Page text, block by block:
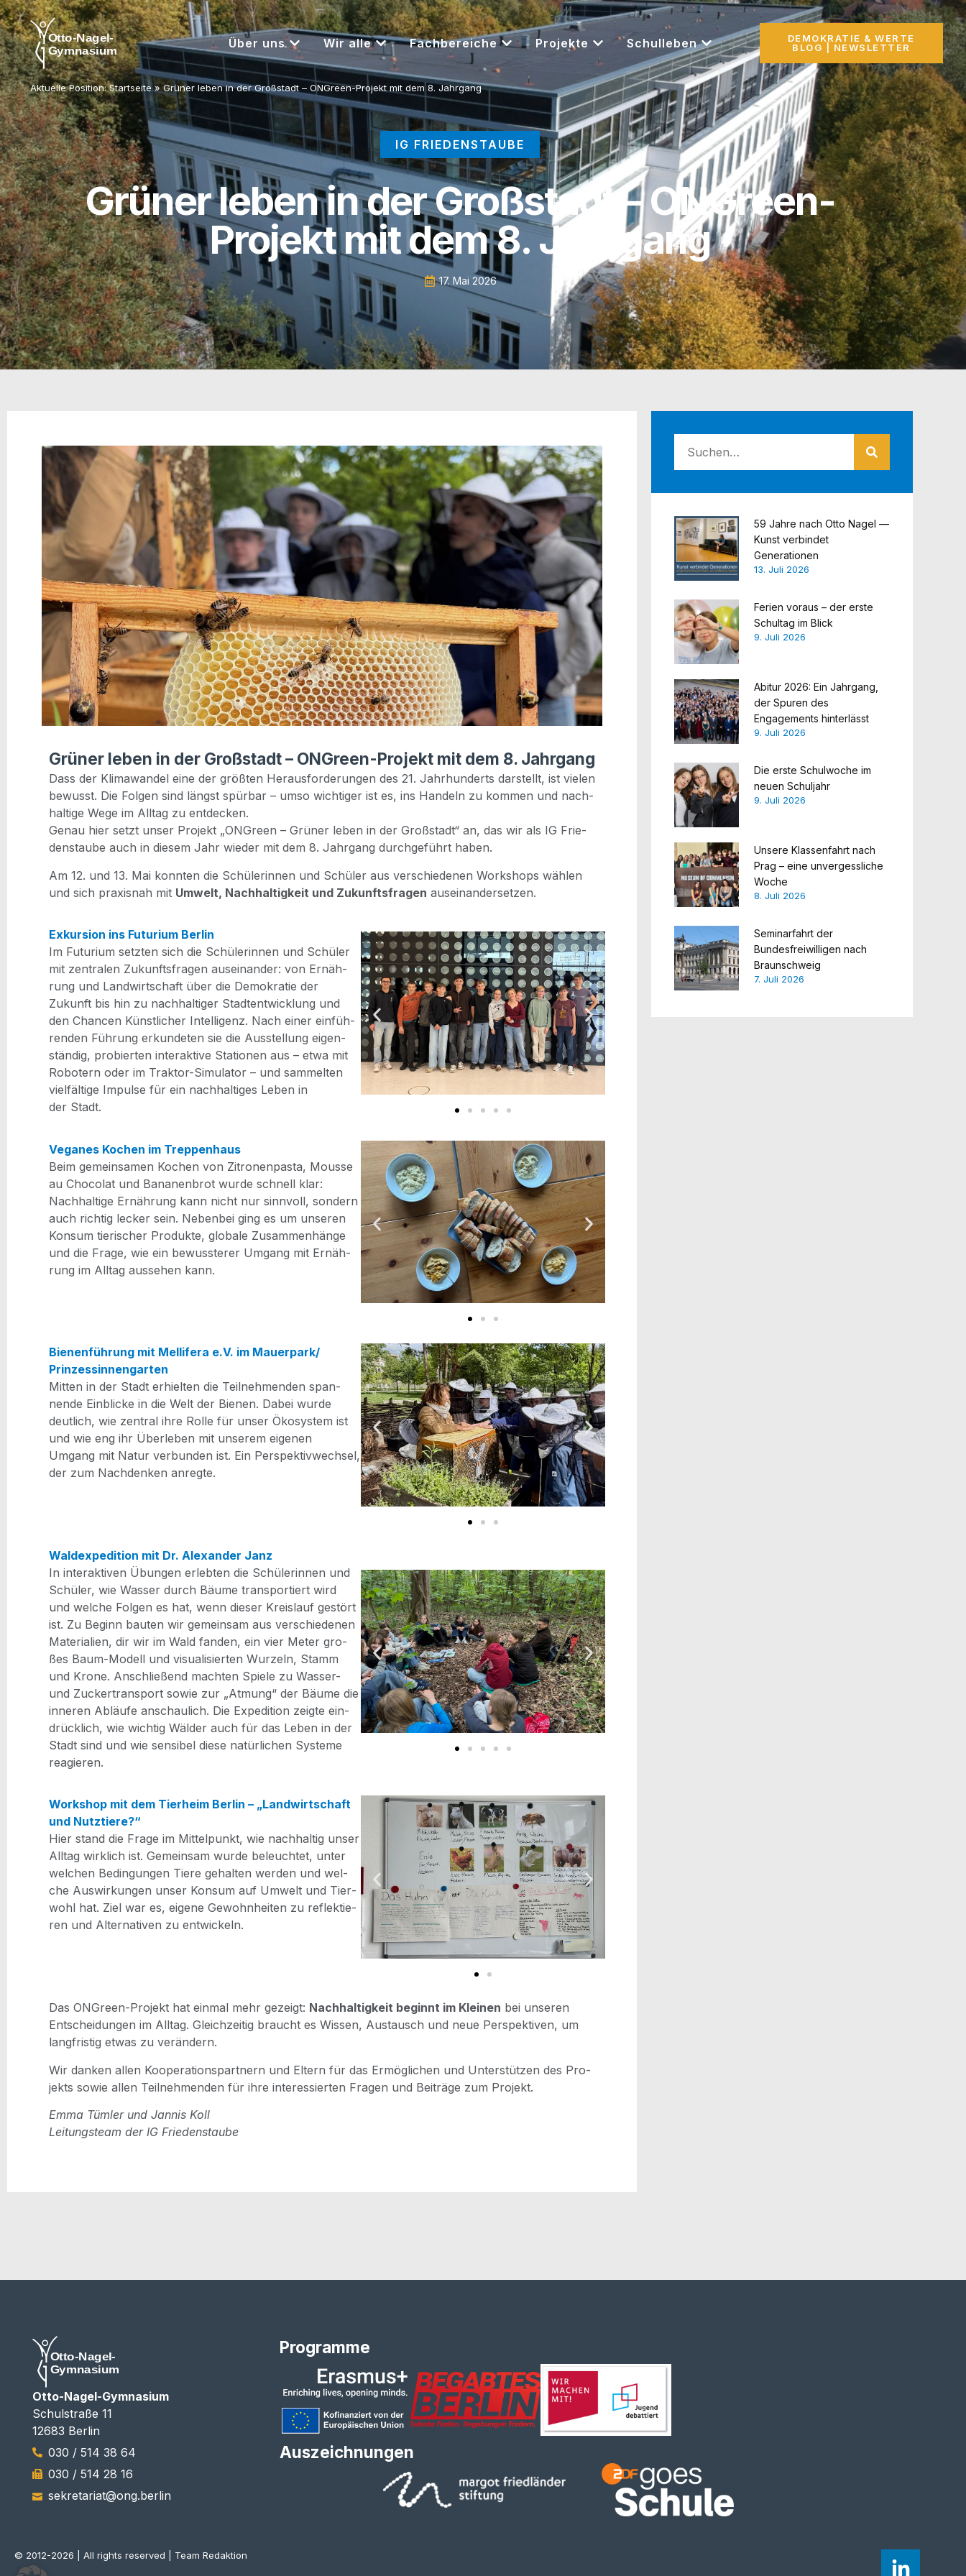
Über uns Wir alle Fachbereiche Projekte Schulleben
DEMOKRATIE & WERTE
BLOG | NEWSLETTER
Aktuelle Position:Startseite»Grüner leben in der Großstadt – ONGreen-Projekt mit dem 8. Jahrgang
IG FRIEDENSTAUBE
Grüner leben in der Großstadt – ONGreen-
Projekt mit dem 8. Jahrgang
17. Mai 2026
Grüner leben in der Großstadt – ONGreen-Projekt mit dem 8. Jahrgang
Dass der Kli­ma­wan­del eine der größ­ten Her­aus­for­de­run­gen des 21. Jahr­hun­derts dar­stellt, ist vie­len
bewusst. Die Fol­gen sind längst spür­bar – umso wich­ti­ger ist es, ins Han­deln zu kom­men und nach­
hal­ti­ge Wege im All­tag zu ent­de­cken.
Genau hier setzt unser Pro­jekt „ONGreen – Grü­ner leben in der Groß­stadt“ an, das wir als IG Frie­
dens­tau­be auch in die­sem Jahr wie­der mit dem 8. Jahr­gang durch­ge­führt haben.
Am 12. und 13. Mai konn­ten die Schü­le­rin­nen und Schü­ler aus ver­schie­de­nen Work­shops wäh­len
und sich pra­xis­nah mit Umwelt, Nach­hal­tig­keit und Zukunfts­fra­gen auseinandersetzen.
Exkur­si­on ins Futu­ri­um Ber­lin
Im Futu­ri­um setz­ten sich die Schü­le­rin­nen und Schü­ler
mit zen­tra­len Zukunfts­fra­gen aus­ein­an­der: von Ernäh­
rung und Land­wirt­schaft über die Demo­kra­tie der
Zukunft bis hin zu nach­hal­ti­ger Stadt­ent­wick­lung und
den Chan­cen Künst­li­cher Intel­li­genz. Nach einer ein­füh­
ren­den Füh­rung erkun­de­ten sie die Aus­stel­lung eigen­
stän­dig, pro­bier­ten inter­ak­ti­ve Sta­tio­nen aus – etwa mit
Robo­tern oder im Trak­tor-Simu­la­tor – und sam­mel­ten
viel­fäl­ti­ge Impul­se für ein nach­hal­ti­ges Leben in
der Stadt.
Vega­nes Kochen im Trep­pen­haus
Beim gemein­sa­men Kochen von Zitro­nen­pas­ta, Mousse
au Cho­co­lat und Bana­nen­brot wur­de schnell klar:
Nach­hal­ti­ge Ernäh­rung kann nicht nur sinn­voll, son­dern
auch rich­tig lecker sein. Neben­bei ging es um unse­ren
Kon­sum tie­ri­scher Pro­duk­te, glo­ba­le Zusam­men­hän­ge
und die Fra­ge, wie ein bewuss­te­rer Umgang mit Ernäh­
rung im All­tag aus­se­hen kann.
Bie­nen­füh­rung mit Mel­li­fera e.V. im Mauerpark/​
Prinzessinnengarten
Mit­ten in der Stadt erhiel­ten die Teil­neh­men­den span­
nen­de Ein­bli­cke in die Welt der Bie­nen. Dabei wur­de
deut­lich, wie zen­tral ihre Rol­le für unser Öko­sys­tem ist
und wie eng ihr Über­le­ben mit unse­rem eige­nen
Umgang mit Natur ver­bun­den ist. Ein Per­spek­tiv­wech­sel,
der zum Nach­den­ken anregte.
Wald­ex­pe­di­ti­on mit Dr. Alex­an­der Janz
In inter­ak­ti­ven Übun­gen erleb­ten die Schü­le­rin­nen und
Schü­ler, wie Was­ser durch Bäu­me trans­por­tiert wird
und wel­che Fol­gen es hat, wenn die­ser Kreis­lauf gestört
ist. Zu Beginn bau­ten wir gemein­sam aus ver­schie­de­nen
Mate­ria­li­en, dir wir im Wald fan­den, ein vier Meter gro­
ßes Baum-Modell und visua­li­sier­ten Wur­zeln, Stamm
und Kro­ne. Anschlie­ßend mach­ten Spie­le zu Was­ser-
und Zucker­trans­port sowie zur „Atmung“ der Bäu­me die
inne­ren Abläu­fe anschau­lich. Die Expe­di­ti­on zeig­te ein­
drück­lich, wie wich­tig Wäl­der auch für das Leben in der
Stadt sind und wie sen­si­bel die­se natür­li­chen Sys­te­me
reagieren.
Work­shop mit dem Tier­heim Ber­lin – „Land­wirt­schaft
und Nutz­tie­re?“
Hier stand die Fra­ge im Mit­tel­punkt, wie nach­hal­tig unser
All­tag wirk­lich ist. Gemein­sam wur­de beleuch­tet, unter
wel­chen Bedin­gun­gen Tie­re gehal­ten wer­den und wel­
che Aus­wir­kun­gen unser Kon­sum auf Umwelt und Tier­
wohl hat. Ziel war es, eige­ne Gewohn­hei­ten zu reflek­tie­
ren und Alter­na­ti­ven zu entwickeln.
Das ONGreen-Pro­jekt hat ein­mal mehr gezeigt: Nach­hal­tig­keit beginnt im Klei­nen bei unse­ren
Ent­schei­dun­gen im All­tag. Gleich­zei­tig braucht es Wis­sen, Aus­tausch und neue Per­spek­ti­ven, um
lang­fris­tig etwas zu verändern.
Wir dan­ken allen Koope­ra­ti­ons­part­nern und Eltern für das Ermög­li­chen und Unter­stüt­zen des Pro­
jekts sowie allen Teil­neh­men­den für ihre inter­es­sier­ten Fra­gen und Bei­trä­ge zum Projekt.
Emma Tüm­ler und Jan­nis Koll
Lei­tungs­team der IG Friedenstaube
59 Jahre nach Otto Nagel —
Kunst verbindet
Generationen
13. Juli 2026
Ferien voraus – der erste
Schultag im Blick
9. Juli 2026
Abitur 2026: Ein Jahrgang,
der Spuren des
Engagements hinterlässt
9. Juli 2026
Die erste Schulwoche im
neuen Schuljahr
9. Juli 2026
Unsere Klassenfahrt nach
Prag – eine unvergessliche
Woche
8. Juli 2026
Seminarfahrt der
Bundesfreiwilligen nach
Braunschweig
7. Juli 2026
Otto-Nagel-Gymnasium
Schulstraße 11
12683 Berlin
030 / 514 38 64
030 / 514 28 16
sekretariat@ong.berlin
Programme
Auszeichnungen
© 2012-2026 | All rights reserved | Team Redaktion